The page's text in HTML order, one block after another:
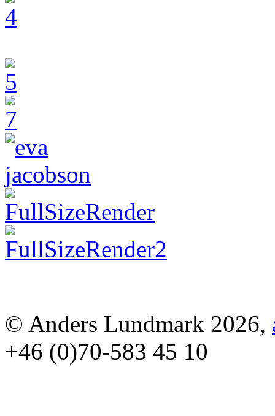
© Anders Lundmark 2026,
+46 (0)70-583 45 10